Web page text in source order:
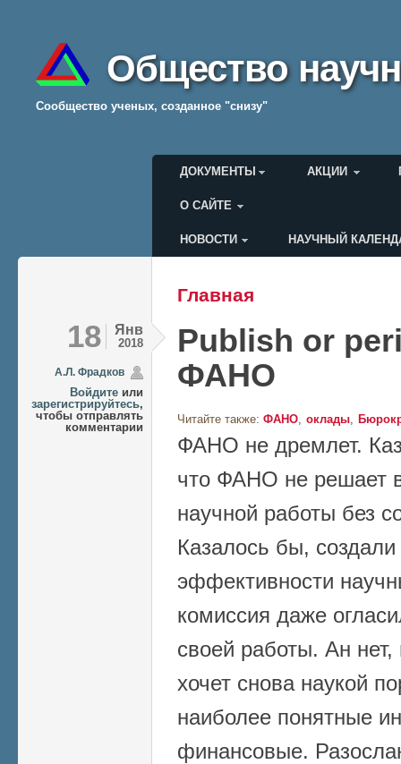
Общество
Cообщество ученых, созданное "снизу"
Главное меню
ДОКУМЕНТЫ АКЦИИ
О САЙТЕ
Меню пользователя
НОВОСТИ НАУЧНЫЙ
Вы здесь
Главная
18 Янв
2018
А.Л. Фрадков
Войдите или
зарегистрируйтесь,
чтобы отправлять
комментарии
Publish or
ФАНО
Читайте также: ФАНО оклады
ФАНО не дремлет.
что ФАНО не решает
научной работы без
Казалось бы,
эффективности
комиссия даже
своей работы. Ан
хочет снова наукой
наиболее понятные
финансовые.